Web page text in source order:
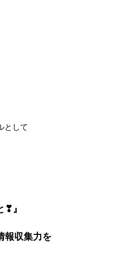
として
』
収集力を